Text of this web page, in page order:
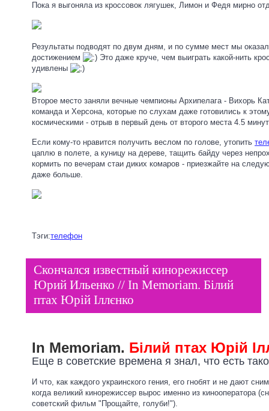
Пока я выгоняла из кроссовок лягушек, Лимон и Федя мирно
Результаты подводят по двум дням, и по сумме мест мы
достижением
Это даже круче, чем выиграть какой-нить
удивлены
Второе место заняли вечные чемпионы Архипелага - Вихорь
команда и Херсона, которые по слухам даже готовились к
космическими - отрыв в первый день от второго места 4.5
Если кому-то нравится получить веслом по голове, утопить
цаплю в полете, а куницу на дереве, тащить байду через
кормить по вечерам стаи диких комаров - приезжайте на
даже больше.
Тэги:телефон
Скончался известный кинорежиссер
Юрий Ильенко // In Memoriam. Білий
птах Юрій Іллєнко
In Memoriam. Білий птах Юрій
Еще в советские времена я знал, что есть
И что, как каждого украинского гения, его гнобят и не дают
когда великий кинорежиссер вырос именно из кинооператора
советский фильм "Прощайте, голуби!").